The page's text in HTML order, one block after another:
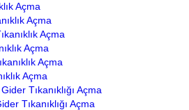
Açma
Açma
Açma
Açma
Açma
Açma
Tıkanıklığı Açma
Tıkanıklığı Açma